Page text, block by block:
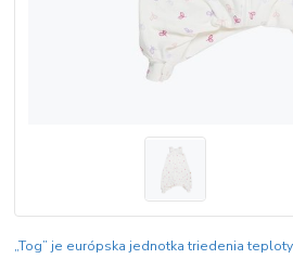
„Tog” je európska jednotka triedenia